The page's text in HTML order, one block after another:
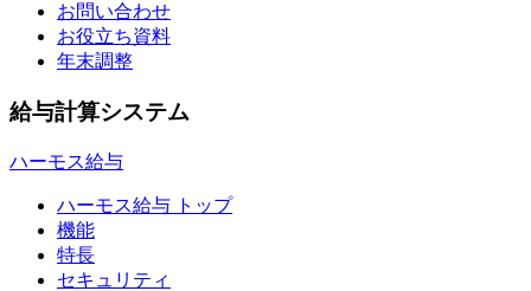
お問い合わせ
お役立ち資料
年末調整
給与計算システム
ハーモス給与
ハーモス給与 トップ
機能
特長
セキュリティ